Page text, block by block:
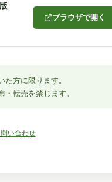
ブラウザで開く
方に限ります。
転売を禁じます。
い合わせ